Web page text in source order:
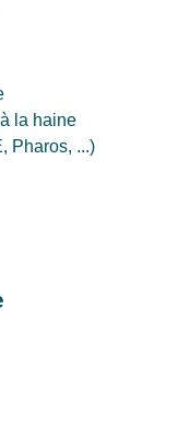
la haine
Pharos, ...)